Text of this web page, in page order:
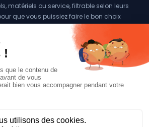
matériels ou service, filtrable selon leurs
que vous puissiez faire le bon choix
Vous êtes éditeur?
référencer sur Foxeet
Réseaux